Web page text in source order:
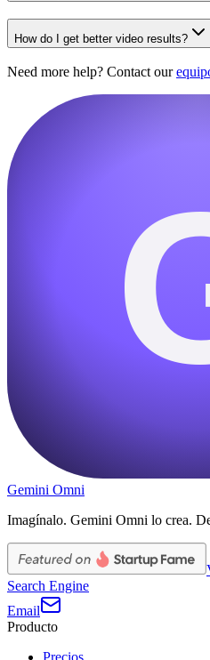
How do I get better video results?
Need more help? Contact our
Gemini Omni
Imagínalo. Gemini Omni lo crea.
Search Engine
Email
Producto